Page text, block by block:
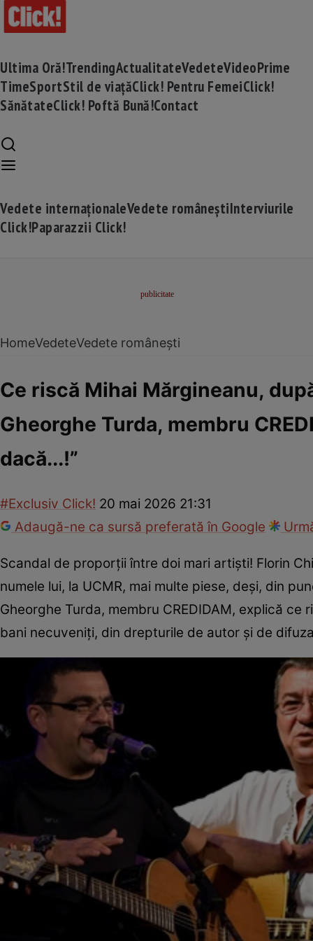
Ultima Oră!TrendingActualitateVedeteVideoPrime
TimeSportStil de viațăClick! Pentru FemeiClick!
SănătateClick! Poftă Bună!Contact
Vedete internaționaleVedete româneștiInterviurile
Click!Paparazzii Click!
HomeVedeteVedete românești
Ce riscă Mihai Mărgineanu,
Gheorghe Turda, membru
dacă...!”
#Exclusiv Click! 20 mai 2026 21:31
Adaugă-ne ca sursă preferată în Google
Scandal de proporții între doi mari artiști! Florin
numele lui, la UCMR, mai multe piese, deși, din
Gheorghe Turda, membru CREDIDAM, explică
bani necuveniți, din drepturile de autor și de